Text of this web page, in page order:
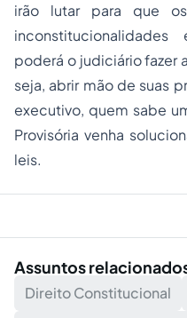
irão lutar para que
poderá o judiciário fazer
seja, abrir mão de suas
executivo, quem sabe
Provisória venha
leis.
Assuntos
Direito Constitucional